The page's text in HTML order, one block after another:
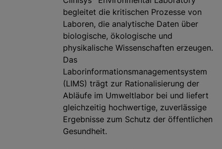
begleitet die kritischen Prozesse von
Laboren, die analytische Daten über
biologische, ökologische und
physikalische Wissenschaften erzeugen.
Das
Laborinformationsmanagementsystem
(LIMS) trägt zur Rationalisierung der
Abläufe im Umweltlabor bei und liefert
gleichzeitig hochwertige, zuverlässige
Ergebnisse zum Schutz der öffentlichen
Gesundheit.